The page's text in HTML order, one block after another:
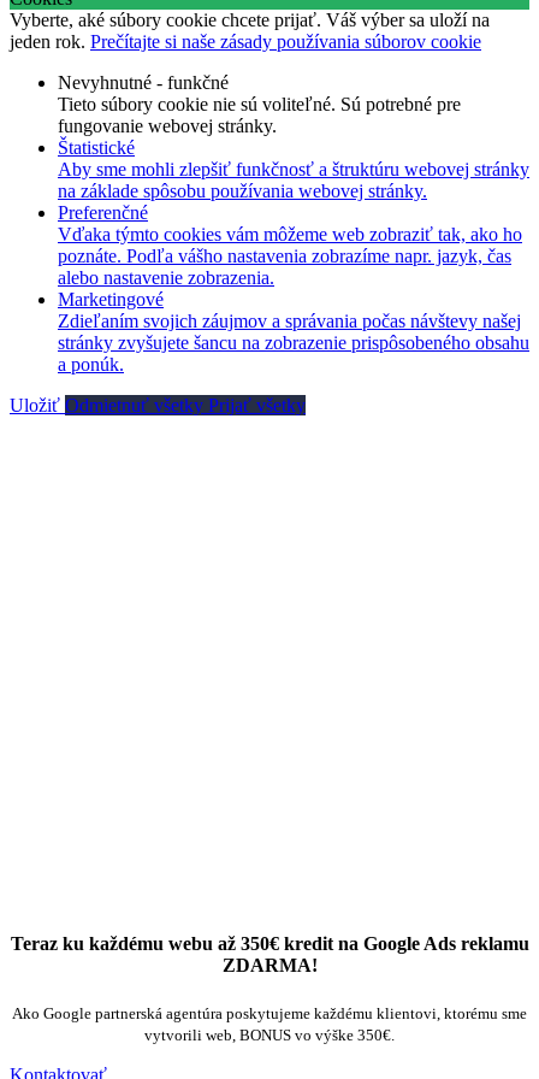
Vyberte, aké súbory cookie chcete prijať. Váš výber sa uloží na
jeden rok. Prečítajte si naše zásady používania súborov cookie
Nevyhnutné - funkčné
Tieto súbory cookie nie sú voliteľné. Sú potrebné pre
fungovanie webovej stránky.
Štatistické
Aby sme mohli zlepšiť funkčnosť a štruktúru webovej stránky
na základe spôsobu používania webovej stránky.
Preferenčné
Vďaka týmto cookies vám môžeme web zobraziť tak, ako ho
poznáte. Podľa vášho nastavenia zobrazíme napr. jazyk, čas
alebo nastavenie zobrazenia.
Marketingové
Zdieľaním svojich záujmov a správania počas návštevy našej
stránky zvyšujete šancu na zobrazenie prispôsobeného obsahu
a ponúk.
Uložiť Odmietnuť všetky Prijať všetky
Teraz ku každému webu až 350€ kredit na Google Ads reklamu
ZDARMA!
Ako Google partnerská agentúra poskytujeme každému klientovi, ktorému sme
vytvorili web, BONUS vo výške 350€.